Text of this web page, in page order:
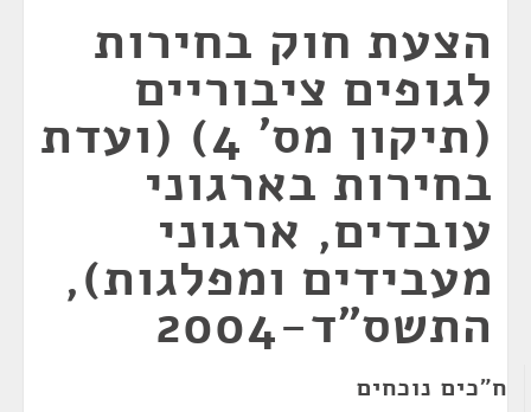
הצעת חוק בחירות
לגופים ציבוריים
(תיקון מס' 4) (ועדת
בחירות בארגוני
עובדים, ארגוני
מעבידים ומפלגות),
התשס"ד-2004
ח"כים נוכחים